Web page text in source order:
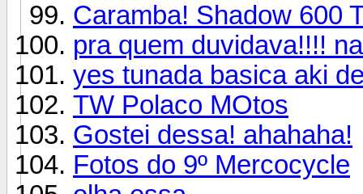
Caramba! Shadow 600
pra quem duvidava!!!!
yes tunada basica aki
TW Polaco MOtos
Gostei dessa! ahahaha!
Fotos do 9º Mercocycle